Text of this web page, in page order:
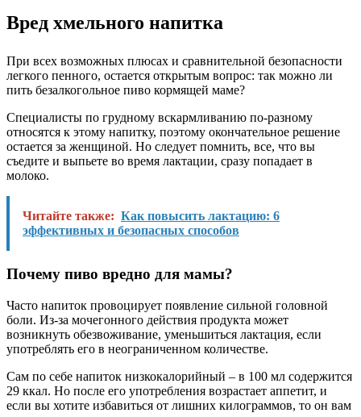
Вред хмельного напитка
При всех возможных плюсах и сравнительной безопасности
легкого пенного, остается открытым вопрос: так можно ли
пить безалкогольное пиво кормящей маме?
Специалисты по грудному вскармливанию по-разному
относятся к этому напитку, поэтому окончательное решение
остается за женщиной. Но следует помнить, все, что вы
съедите и выпьете во время лактации, сразу попадает в
молоко.
Читайте также: Как повысить лактацию: 6
эффективных и безопасных способов
Почему пиво вредно для мамы?
Часто напиток провоцирует появление сильной головной
боли. Из-за мочегонного действия продукта может
возникнуть обезвоживание, уменьшиться лактация, если
употреблять его в неограниченном количестве.
Сам по себе напиток низкокалорийный – в 100 мл содержится
29 ккал. Но после его употребления возрастает аппетит, и
если вы хотите избавиться от лишних килограммов, то он вам